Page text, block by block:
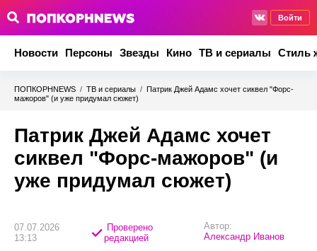
Войти
Новости Персоны Звезды Кино ТВ и сериалы Стиль
ПОПКОРНNEWS / ТВ и сериалы / Патрик Джей Адамс хочет сиквел "Форс-
мажоров" (и уже придумал сюжет)
Патрик Джей Адамс хочет
сиквел "Форс-мажоров" (и
уже придумал сюжет)
07.07.2026
13:13
Проверено
редакцией
Автор:
Александр Иванов